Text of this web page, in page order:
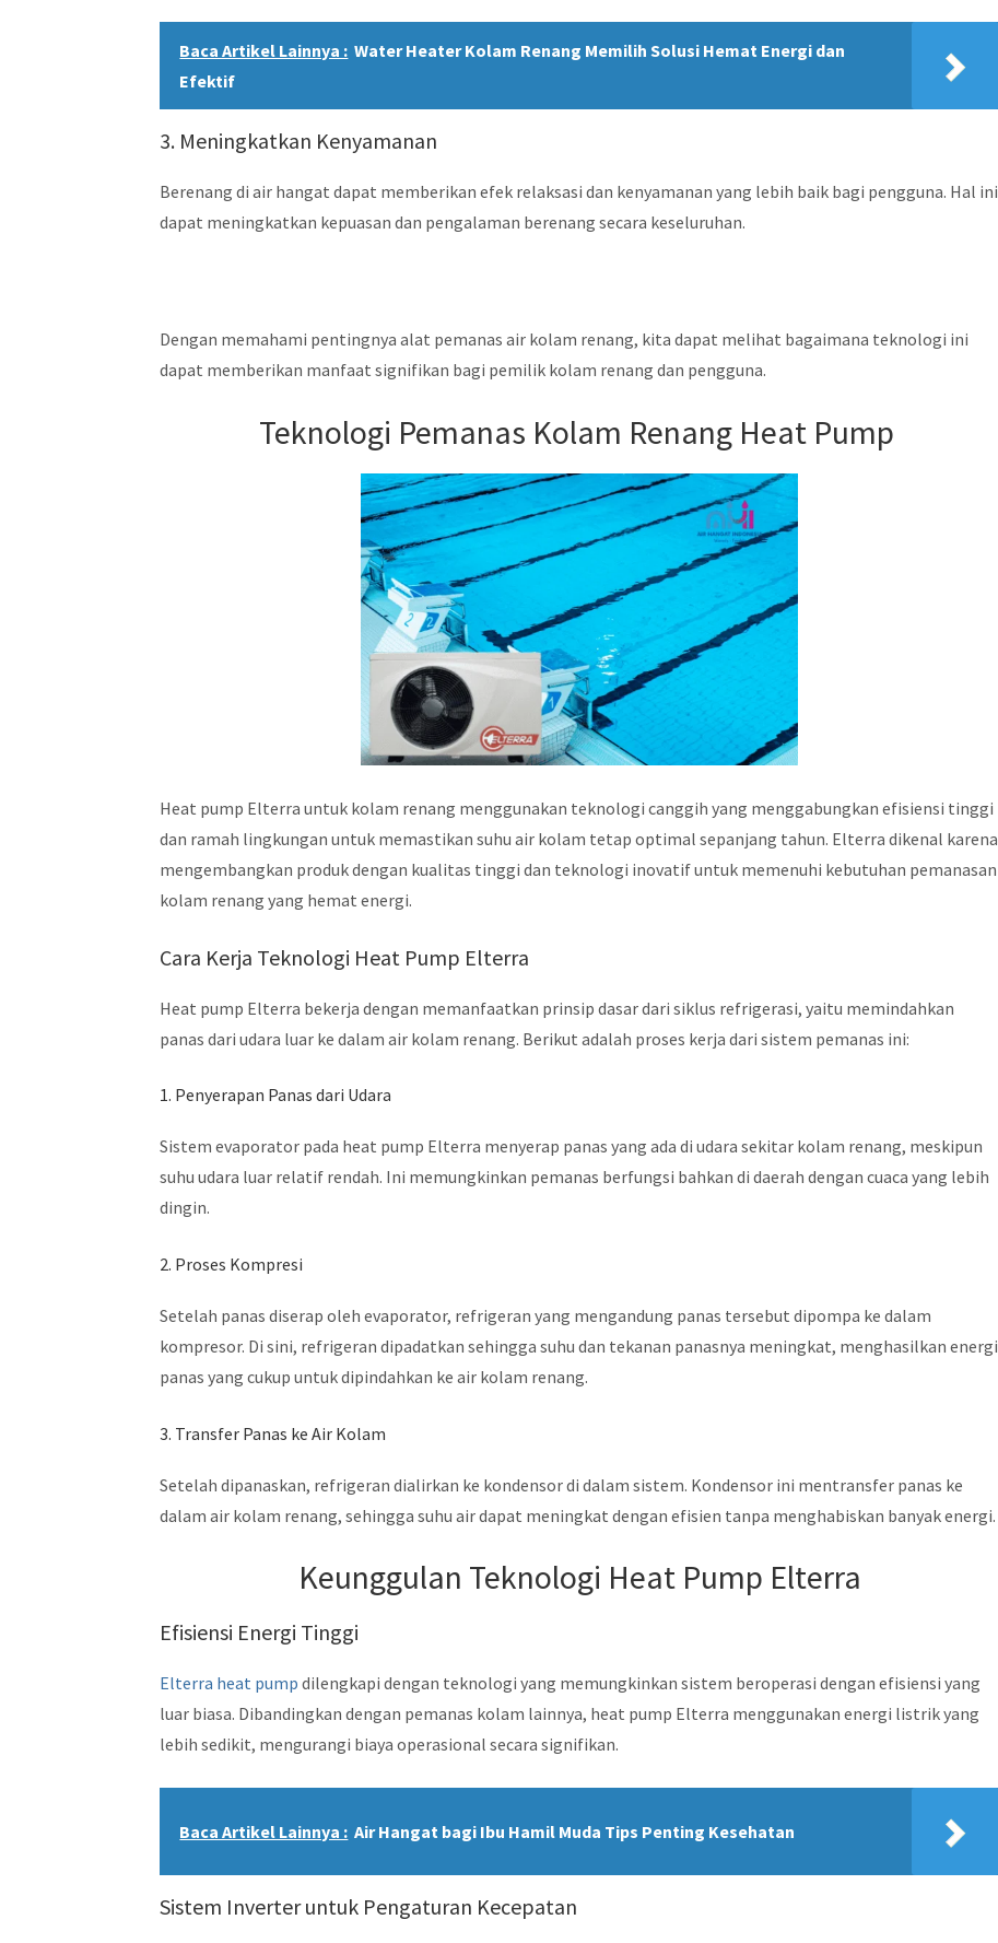
Baca Artikel Lainnya : Water Heater Kolam Renang Memilih Solusi Hemat Energi dan
Efektif
3. Meningkatkan Kenyamanan
Berenang di air hangat dapat memberikan efek relaksasi dan kenyamanan yang lebih baik bagi pengguna. Hal ini
dapat meningkatkan kepuasan dan pengalaman berenang secara keseluruhan.
Dengan memahami pentingnya alat pemanas air kolam renang, kita dapat melihat bagaimana teknologi ini
dapat memberikan manfaat signifikan bagi pemilik kolam renang dan pengguna.
Teknologi Pemanas Kolam Renang Heat Pump
Heat pump Elterra untuk kolam renang menggunakan teknologi canggih yang menggabungkan efisiensi tinggi
dan ramah lingkungan untuk memastikan suhu air kolam tetap optimal sepanjang tahun. Elterra dikenal karena
mengembangkan produk dengan kualitas tinggi dan teknologi inovatif untuk memenuhi kebutuhan pemanasan
kolam renang yang hemat energi.
Cara Kerja Teknologi Heat Pump Elterra
Heat pump Elterra bekerja dengan memanfaatkan prinsip dasar dari siklus refrigerasi, yaitu memindahkan
panas dari udara luar ke dalam air kolam renang. Berikut adalah proses kerja dari sistem pemanas ini:
1. Penyerapan Panas dari Udara
Sistem evaporator pada heat pump Elterra menyerap panas yang ada di udara sekitar kolam renang, meskipun
suhu udara luar relatif rendah. Ini memungkinkan pemanas berfungsi bahkan di daerah dengan cuaca yang lebih
dingin.
2. Proses Kompresi
Setelah panas diserap oleh evaporator, refrigeran yang mengandung panas tersebut dipompa ke dalam
kompresor. Di sini, refrigeran dipadatkan sehingga suhu dan tekanan panasnya meningkat, menghasilkan energi
panas yang cukup untuk dipindahkan ke air kolam renang.
3. Transfer Panas ke Air Kolam
Setelah dipanaskan, refrigeran dialirkan ke kondensor di dalam sistem. Kondensor ini mentransfer panas ke
dalam air kolam renang, sehingga suhu air dapat meningkat dengan efisien tanpa menghabiskan banyak energi.
Keunggulan Teknologi Heat Pump Elterra
Efisiensi Energi Tinggi
Elterra heat pump dilengkapi dengan teknologi yang memungkinkan sistem beroperasi dengan efisiensi yang
luar biasa. Dibandingkan dengan pemanas kolam lainnya, heat pump Elterra menggunakan energi listrik yang
lebih sedikit, mengurangi biaya operasional secara signifikan.
Baca Artikel Lainnya : Air Hangat bagi Ibu Hamil Muda Tips Penting Kesehatan
Sistem Inverter untuk Pengaturan Kecepatan